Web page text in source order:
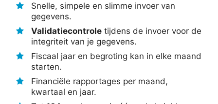
Snelle, simpele en slimme invoer van
gegevens.
Validatiecontrole tijdens de invoer voor de
integriteit van je gegevens.
Fiscaal jaar en begroting kan in elke maand
starten.
Financiële rapportages per maand,
kwartaal en jaar.